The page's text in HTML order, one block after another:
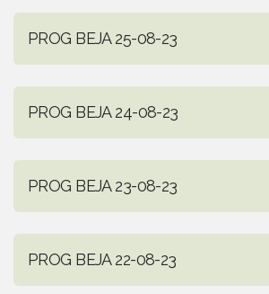
PROG BEJA 25-08-23
PROG BEJA 24-08-23
PROG BEJA 23-08-23
PROG BEJA 22-08-23